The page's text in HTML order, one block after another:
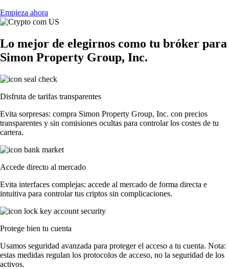
Empieza ahora
Lo mejor de elegirnos como tu bróker para
Simon Property Group, Inc.
Disfruta de tarifas transparentes
Evita sorpresas: compra Simon Property Group, Inc. con precios
transparentes y sin comisiones ocultas para controlar los costes de tu
cartera.
Accede directo al mercado
Evita interfaces complejas: accede al mercado de forma directa e
intuitiva para controlar tus criptos sin complicaciones.
Protege bien tu cuenta
Usamos seguridad avanzada para proteger el acceso a tu cuenta. Nota:
estas medidas regulan los protocolos de acceso, no la seguridad de los
activos.